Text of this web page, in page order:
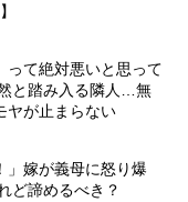
って絶対悪いと思って
と踏み入る隣人…無
ヤが止まらない
」嫁が義母に怒り爆
ど諦めるべき？